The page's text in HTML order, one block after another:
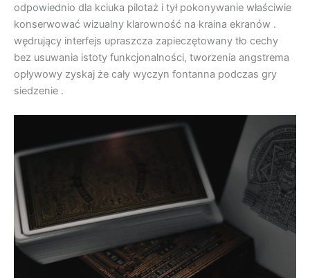
odpowiednio dla kciuka pilotaż i tył pokonywanie właściwie
konserwować wizualny klarowność na kraina ekranów .
wędrujący interfejs upraszcza zapieczętowany tło cechy
bez usuwania istoty funkcjonalności, tworzenia angstrema
opływowy zyskaj że cały wyczyn fontanna podczas gry
siedzenie .